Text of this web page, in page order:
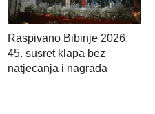
Raspivano Bibinje 2026:
45. susret klapa bez
natjecanja i nagrada